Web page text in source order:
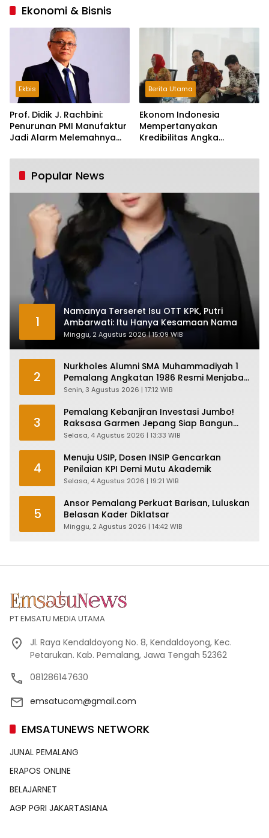
Ekonomi & Bisnis
Ekbis
Prof. Didik J. Rachbini:
Penurunan PMI Manufaktur
Jadi Alarm Melemahnya
Berita Utama
Ekonom Indonesia
Mempertanyakan
Kredibilitas Angka
Tumbuh Tapi Rapuh
Popular News
1
Namanya Terseret Isu OTT KPK, Putri
Ambarwati: Itu Hanya Kesamaan Nama
Minggu, 2 Agustus 2026 | 15:09 WIB
2
Nurkholes Alumni SMA Muhammadiyah 1
Pemalang Angkatan 1986 Resmi Menjabat
Plt Bupati, Inilah Pesan Ketua Asmam 86
Senin, 3 Agustus 2026 | 17:12 WIB
3
Pemalang Kebanjiran Investasi Jumbo!
Raksasa Garmen Jepang Siap Bangun
Pabrik dan Serap Ribuan Tenaga Kerja
Selasa, 4 Agustus 2026 | 13:33 WIB
4
Menuju USIP, Dosen INSIP Gencarkan
Penilaian KPI Demi Mutu Akademik
Selasa, 4 Agustus 2026 | 19:21 WIB
5
Ansor Pemalang Perkuat Barisan, Luluskan
Belasan Kader Diklatsar
Minggu, 2 Agustus 2026 | 14:42 WIB
PT EMSATU MEDIA UTAMA
Jl. Raya Kendaldoyong No. 8, Kendaldoyong, Kec.
Petarukan. Kab. Pemalang, Jawa Tengah 52362
081286147630
emsatucom@gmail.com
EMSATUNEWS NETWORK
JUNAL PEMALANG
ERAPOS ONLINE
BELAJARNET
AGP PGRI JAKARTASIANA